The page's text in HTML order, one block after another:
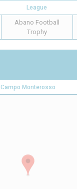
League
Abano Football
Trophy
Campo Monterosso